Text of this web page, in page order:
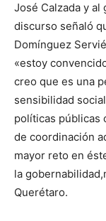
José Calzada y al
discurso señaló
Domínguez
«estoy
creo que es una
sensibilidad
políticas públicas
de coordinación
mayor reto en
la
Querétaro.